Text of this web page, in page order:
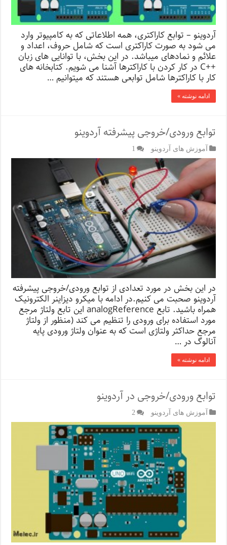
آردوینو – توابع کاراکتری، همه اطلاعاتی که به کامپیوتر وارد
می شود به صورت کاراکتری است که شامل حروف، اعداد و
علائم و نمادهای میباشد. در این بخش، با توانایی های زبان
++C در کار کردن با کاراکترها آشنا می شویم. کتابخانه های
کار با کاراکترها شامل توابعی هستند که میتوانیم …
ادامه نوشته »
توابع ورودی/خروجی پیشرفته آردوینو
آموزش های آردوینو 1
در این بخش در مورد تعدادی از توابع ورودی/خروجی پیشرفته
آردوینو صحبت می کنیم.در ادامه با میکرو دیزاینر الکترونیک
همراه باشید. تابع analogReference این تابع ولتاژ مرجع
مورد استفاده برای ورودی را تنظیم می کند (منظور از ولتاژ
مرجع حداکثر ولتاژی است که به عنوان ولتاژ ورودی پایه
آنالوگ در …
ادامه نوشته »
توابع ورودی/خروجی در آردوینو
آموزش های آردوینو 2